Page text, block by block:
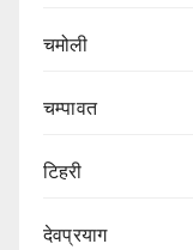
चमोली
चम्पावत
टिहरी
देवप्रयाग